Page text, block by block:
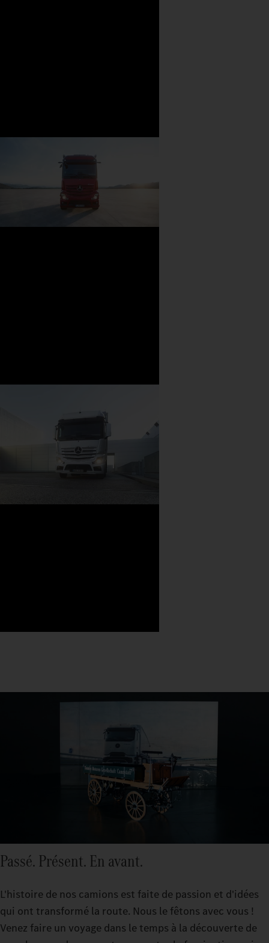
Passé. Présent. En avant.
L'histoire de nos camions est faite de passion et d'idées
qui ont transformé la route. Nous le fêtons avec vous !
Venez faire un voyage dans le temps à la découverte de